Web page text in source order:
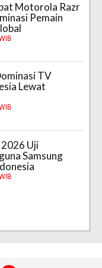
Motorola Razr
Pemain
TV
Lewat
2026 Uji
Samsung